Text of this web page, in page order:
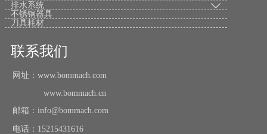
排水系统 
不锈钢器具
刀具耗材
联系我们
网址：www.bommach.com
www.bommach.cn
邮箱：info@bommach.com
电话：15215431616